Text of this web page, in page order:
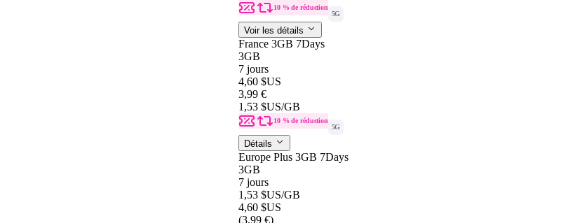
10 % de réduction
5G
Voir les détails
France 3GB 7Days
3GB
7 jours
4,60 $US
3,99 €
1,53 $US/GB
10 % de réduction
5G
Détails
Europe Plus 3GB 7Days
3GB
7 jours
1,53 $US/GB
4,60 $US
(3,99 €)